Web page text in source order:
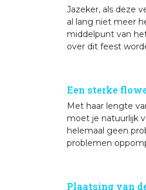
Jazeker, als deze
al lang niet meer
middelpunt van
over dit feest
Een sterke
Met haar lengte
moet je natuurlijk
helemaal geen
problemen
Plaatsing van